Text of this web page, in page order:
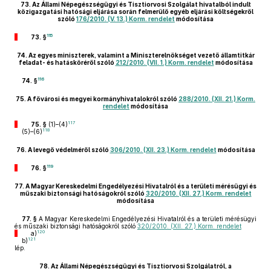
73. Az Állami Népegészségügyi és Tisztiorvosi Szolgálat hivatalból indult
közigazgatási hatósági eljárása során felmerülő egyéb eljárási költségekről
szóló 176/2010. (V. 13.) Korm. rendelet módosítása
73. §115
74. Az egyes miniszterek, valamint a Miniszterelnökséget vezető államtitkár
feladat- és hatásköréről szóló 212/2010. (VII. 1.) Korm. rendelet módosítása
74. §116
75. A fővárosi és megyei kormányhivatalokról szóló 288/2010. (XII. 21.) Korm.
rendelet módosítása
75. §(1)–(4) 117
(5)–(6) 118
76. A levegő védelméről szóló 306/2010. (XII. 23.) Korm. rendelet módosítása
76. §119
77. A Magyar Kereskedelmi Engedélyezési Hivatalról és a területi mérésügyi és
műszaki biztonsági hatóságokról szóló 320/2010. (XII. 27.) Korm. rendelet
módosítása
77. § A Magyar Kereskedelmi Engedélyezési Hivatalról és a területi mérésügyi
és műszaki biztonsági hatóságokról szóló 320/2010. (XII. 27.) Korm. rendelet
a) 120
b) 121
lép.
78. Az Állami Népegészségügyi és Tisztiorvosi Szolgálatról, a